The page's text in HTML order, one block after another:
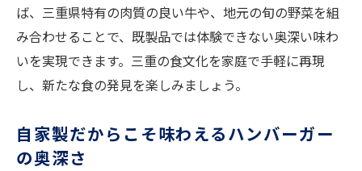
ば、三重県特有の肉質の良い牛や、地元の旬の野菜を組
み合わせることで、既製品では体験できない奥深い味わ
いを実現できます。三重の食文化を家庭で手軽に再現
し、新たな食の発見を楽しみましょう。
自家製だからこそ味わえるハンバーガー
の奥深さ